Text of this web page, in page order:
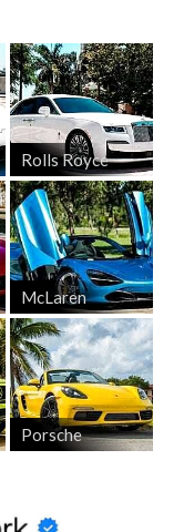
Rolls Royce
McLaren
Porsche